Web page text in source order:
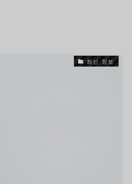
최신 정보